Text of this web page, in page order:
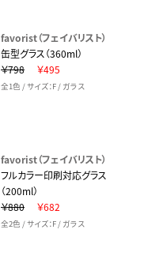
favorist（フェイバリスト）
缶型グラス（360ml）
￥798
￥495
全1色 / サイズ：F / ガラス
favorist（フェイバリスト）
フルカラー印刷対応グラス
（200ml）
￥880
￥682
全2色 / サイズ：F / ガラス